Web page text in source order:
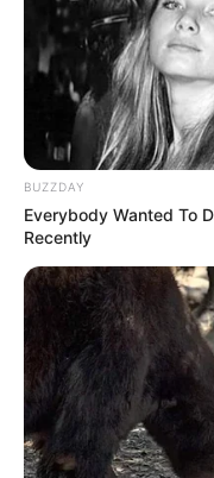
Clique em "Gerar
Importante : O
autenticação eletrônica
possibilita o acesso ao
serviços ou facilidades
como estacionamento,
exemplo.
Assista o vídeo para
do Aluno : ffff
BUZZDAY
Everybody Wanted To
Recently